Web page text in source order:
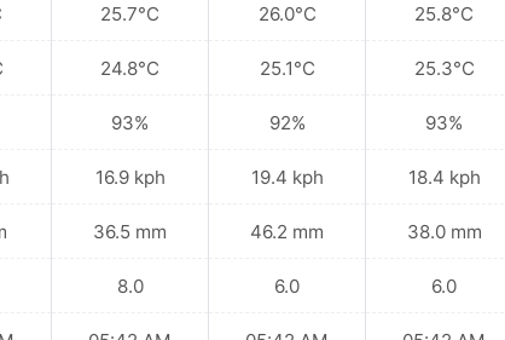
25.7°C
24.8°C
93%
16.9 kph
36.5 mm
8.0
26.0°C
25.1°C
92%
19.4 kph
46.2 mm
6.0
25.8°C
25.3°C
93%
18.4 kph
38.0 mm
6.0